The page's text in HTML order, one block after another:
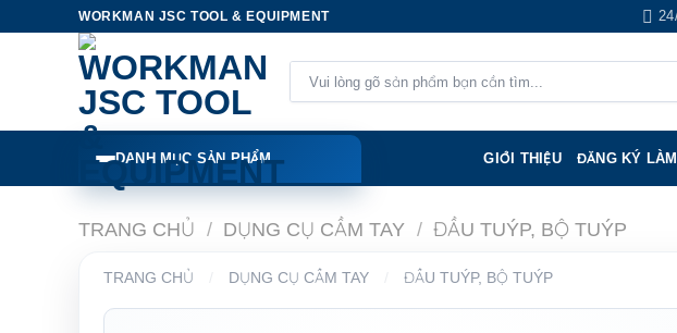
WORKMAN JSC TOOL & EQUIPMENT
kiếm:
DANH MỤC SẢN PHẨM GIỚI THIỆU ĐĂNG KÝ
TRANG CHỦ / DỤNG CỤ CẦM TAY / ĐẦU TUÝP, BỘ TUÝP
TRANG CHỦ DỤNG CỤ CẦM TAY ĐẦU TUÝP, BỘ TUÝP